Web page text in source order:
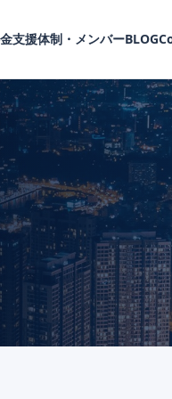
支援体制・メンバーBLOG